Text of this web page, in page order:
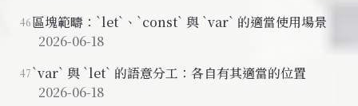
46區塊範疇：`let`、`const` 與 `var` 的適當使用場景
2026-06-18
47`var` 與 `let` 的語意分工：各自有其適當的位置
2026-06-18